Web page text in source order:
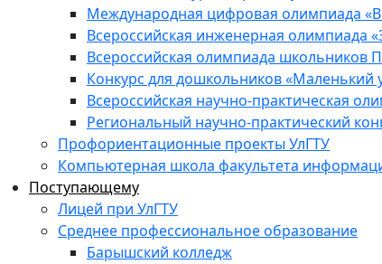
Международная цифровая олимпиада
Всероссийская инженерная олимпиада
Всероссийская олимпиада школьников
Конкурс для дошкольников «Маленький
Всероссийская научно-практическая
Региональный научно-практический
Профориентационные проекты УлГТУ
Компьютерная школа факультета
Поступающему
Лицей при УлГТУ
Среднее профессиональное образование
Барышский колледж